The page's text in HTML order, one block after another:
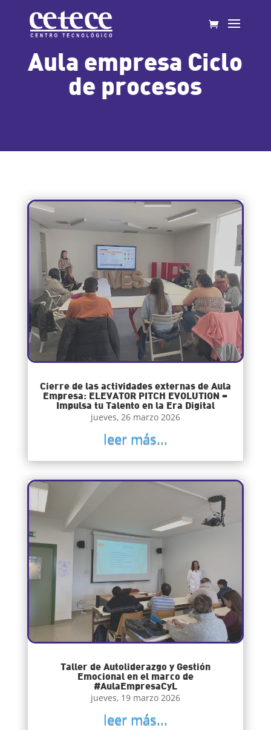
Aula empresa Ciclo
de procesos
Cierre de las actividades externas de Aula
Empresa: ELEVATOR PITCH EVOLUTION –
Impulsa tu Talento en la Era Digital
jueves, 26 marzo 2026
leer más...
Taller de Autoliderazgo y Gestión
Emocional en el marco de
#AulaEmpresaCyL
jueves, 19 marzo 2026
leer más...